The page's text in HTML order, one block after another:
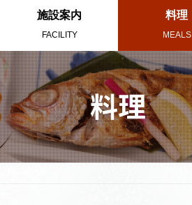
施設案内
FACILITY
料理
MEALS
料理